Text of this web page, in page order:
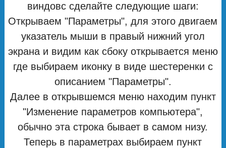
виндовс сделайте следующие шаги:
Открываем "Параметры", для этого двигаем
указатель мыши в правый нижний угол
экрана и видим как сбоку открывается меню
где выбираем иконку в виде шестеренки с
описанием "Параметры".
Далее в открывшемся меню находим пункт
"Изменение параметров компьютера",
обычно эта строка бывает в самом низу.
Теперь в параметрах выбираем пункт